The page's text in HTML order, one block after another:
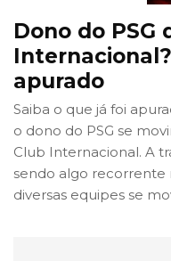
Dono do PSG
apurado
Saiba o que já foi
o dono do PSG se
Club Internacional. A
sendo algo recorrente
diversas equipes se